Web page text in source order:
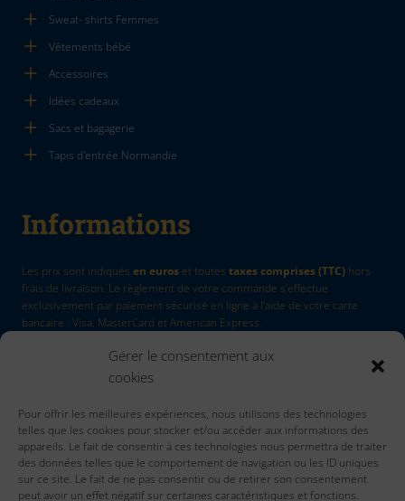
Gérer le consentement aux
cookies
Pour offrir les meilleures expériences, nous utilisons des technologies
telles que les cookies pour stocker et/ou accéder aux informations des
appareils. Le fait de consentir à ces technologies nous permettra de traiter
des données telles que le comportement de navigation ou les ID uniques
sur ce site. Le fait de ne pas consentir ou de retirer son consentement
peut avoir un effet négatif sur certaines caractéristiques et fonctions.
Sweat- shirts Femmes
Vêtements bébé
Accessoires
Idées cadeaux
Sacs et bagagerie
Tapis d'entrée Normandie
Informations
Les prix sont indiqués en euros et toutes taxes comprises (TTC) hors
frais de livraison. Le règlement de votre commande s’effectue
exclusivement par paiement sécurisé en ligne à l’aide de votre carte
bancaire : Visa, MasterCard et American Express.
by Quadri7
Contactez nous
Accueil